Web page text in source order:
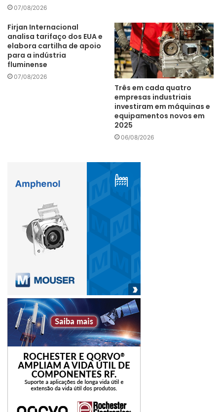
07/08/2026
Firjan Internacional
analisa tarifaço dos EUA e
elabora cartilha de apoio
para a indústria
fluminense
07/08/2026
Três em cada quatro
empresas industriais
investiram em máquinas e
equipamentos novos em
2025
06/08/2026